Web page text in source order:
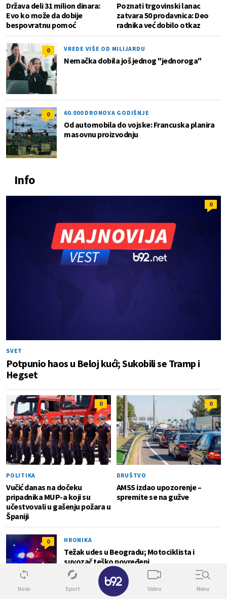
Država deli 31 milion dinara:
Evo ko može da dobije
bespovratnu pomoć
Poznati trgovinski lanac
zatvara 50 prodavnica: Deo
radnika već dobilo otkaz
0 VREDE VIŠE OD MILIJARDU
Nemačka dobila još jednog "jednoroga"
0 60.000 DRONOVA GODIŠNJE
Od automobila do vojske: Francuska planira
masovnu proizvodnju
Info
0
SVET
Potpunio haos u Beloj kući; Sukobili se Tramp i
Hegset
0
POLITIKA
Vučić danas na dočeku
pripadnika MUP-a koji su
učestvovali u gašenju požara u
Španiji
0
DRUŠTVO
AMSS izdao upozorenje –
spremite se na gužve
0 HRONIKA
Težak udes u Beogradu; Motociklista i
suvozač teško povređeni
Novo Sport Video Menu
✕